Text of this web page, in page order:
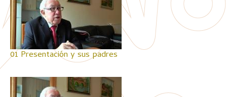
01 Presentación y sus padres